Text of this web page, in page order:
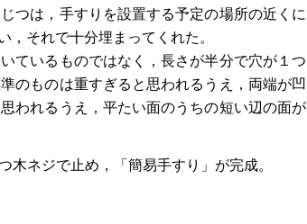
つは，手すりを設置する予定の場所の近くに
それで十分埋まってくれた。
ているものではなく，長さが半分で穴が１つ
のものは重すぎると思われるうえ，両端が凹
われるうえ，平たい面のうちの短い辺の面が
ネジで止め，「簡易手すり」が完成。